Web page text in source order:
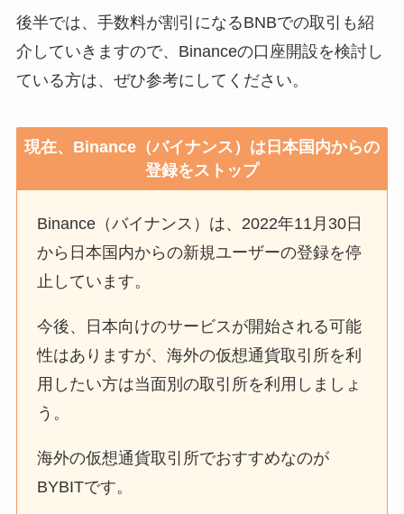
後半では、手数料が割引になるBNBでの取引も紹
介していきますので、Binanceの口座開設を検討し
ている方は、ぜひ参考にしてください。
現在、Binance（バイナンス）は日本国内からの
登録をストップ
Binance（バイナンス）は、2022年11月30日
から日本国内からの新規ユーザーの登録を停
止しています。
今後、日本向けのサービスが開始される可能
性はありますが、海外の仮想通貨取引所を利
用したい方は当面別の取引所を利用しましょ
う。
海外の仮想通貨取引所でおすすめなのが
BYBITです。